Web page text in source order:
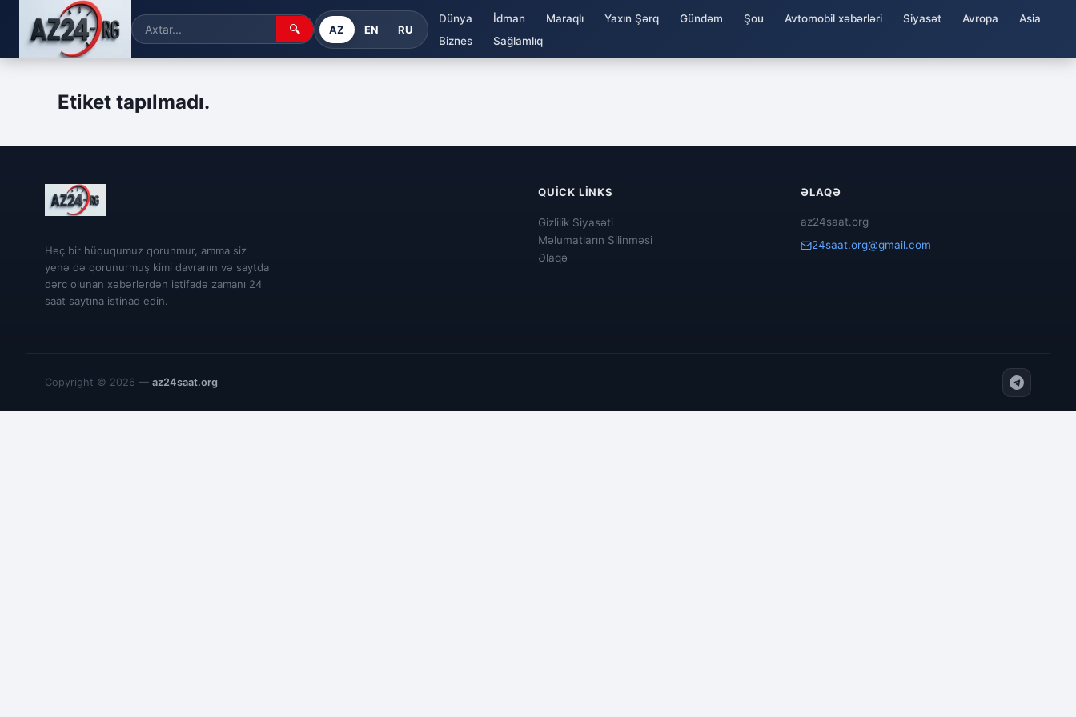
🔍 AZ EN RU
Dünya İdman Maraqlı Yaxın Şərq Gündəm Şou Avtomobil xəbərləri Siyasət Avropa
Asia
Biznes
Sağlamlıq
Etiket tapılmadı.
Heç bir hüququmuz qorunmur, amma siz
yenə də qorunurmuş kimi davranın və saytda
dərc olunan xəbərlərdən istifadə zamanı 24
saat saytına istinad edin.
QUICK LINKS
Gizlilik Siyasəti
Məlumatların Silinməsi
Əlaqə
ƏLAQƏ
az24saat.org
24saat.org@gmail.com
Copyright © 2026 — az24saat.org